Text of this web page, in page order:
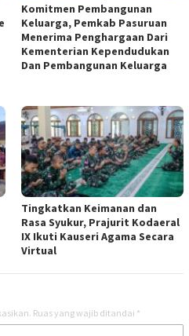
Komitmen Pembangunan
Keluarga, Pemkab Pasuruan
Menerima Penghargaan Dari
Kementerian Kependudukan
Dan Pembangunan Keluarga
Tingkatkan Keimanan dan
Rasa Syukur, Prajurit Kodaeral
IX Ikuti Kauseri Agama Secara
Virtual
Ruas yang wajib ditandai *